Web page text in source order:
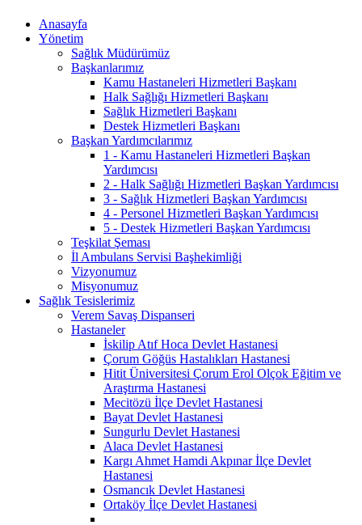
Anasayfa
Yönetim
Sağlık Müdürümüz
Başkanlarımız
Kamu Hastaneleri Hizmetleri Başkanı
Halk Sağlığı Hizmetleri Başkanı
Sağlık Hizmetleri Başkanı
Destek Hizmetleri Başkanı
Başkan Yardımcılarımız
1 - Kamu Hastaneleri Hizmetleri Başkan
Yardımcısı
2 - Halk Sağlığı Hizmetleri Başkan Yardımcısı
3 - Sağlık Hizmetleri Başkan Yardımcısı
4 - Personel Hizmetleri Başkan Yardımcısı
5 - Destek Hizmetleri Başkan Yardımcısı
Teşkilat Şeması
İl Ambulans Servisi Başhekimliği
Vizyonumuz
Misyonumuz
Sağlık Tesislerimiz
Verem Savaş Dispanseri
Hastaneler
İskilip Atıf Hoca Devlet Hastanesi
Çorum Göğüs Hastalıkları Hastanesi
Hitit Üniversitesi Çorum Erol Olçok Eğitim ve
Araştırma Hastanesi
Mecitözü İlçe Devlet Hastanesi
Bayat Devlet Hastanesi
Sungurlu Devlet Hastanesi
Alaca Devlet Hastanesi
Kargı Ahmet Hamdi Akpınar İlçe Devlet
Hastanesi
Osmancık Devlet Hastanesi
Ortaköy İlçe Devlet Hastanesi